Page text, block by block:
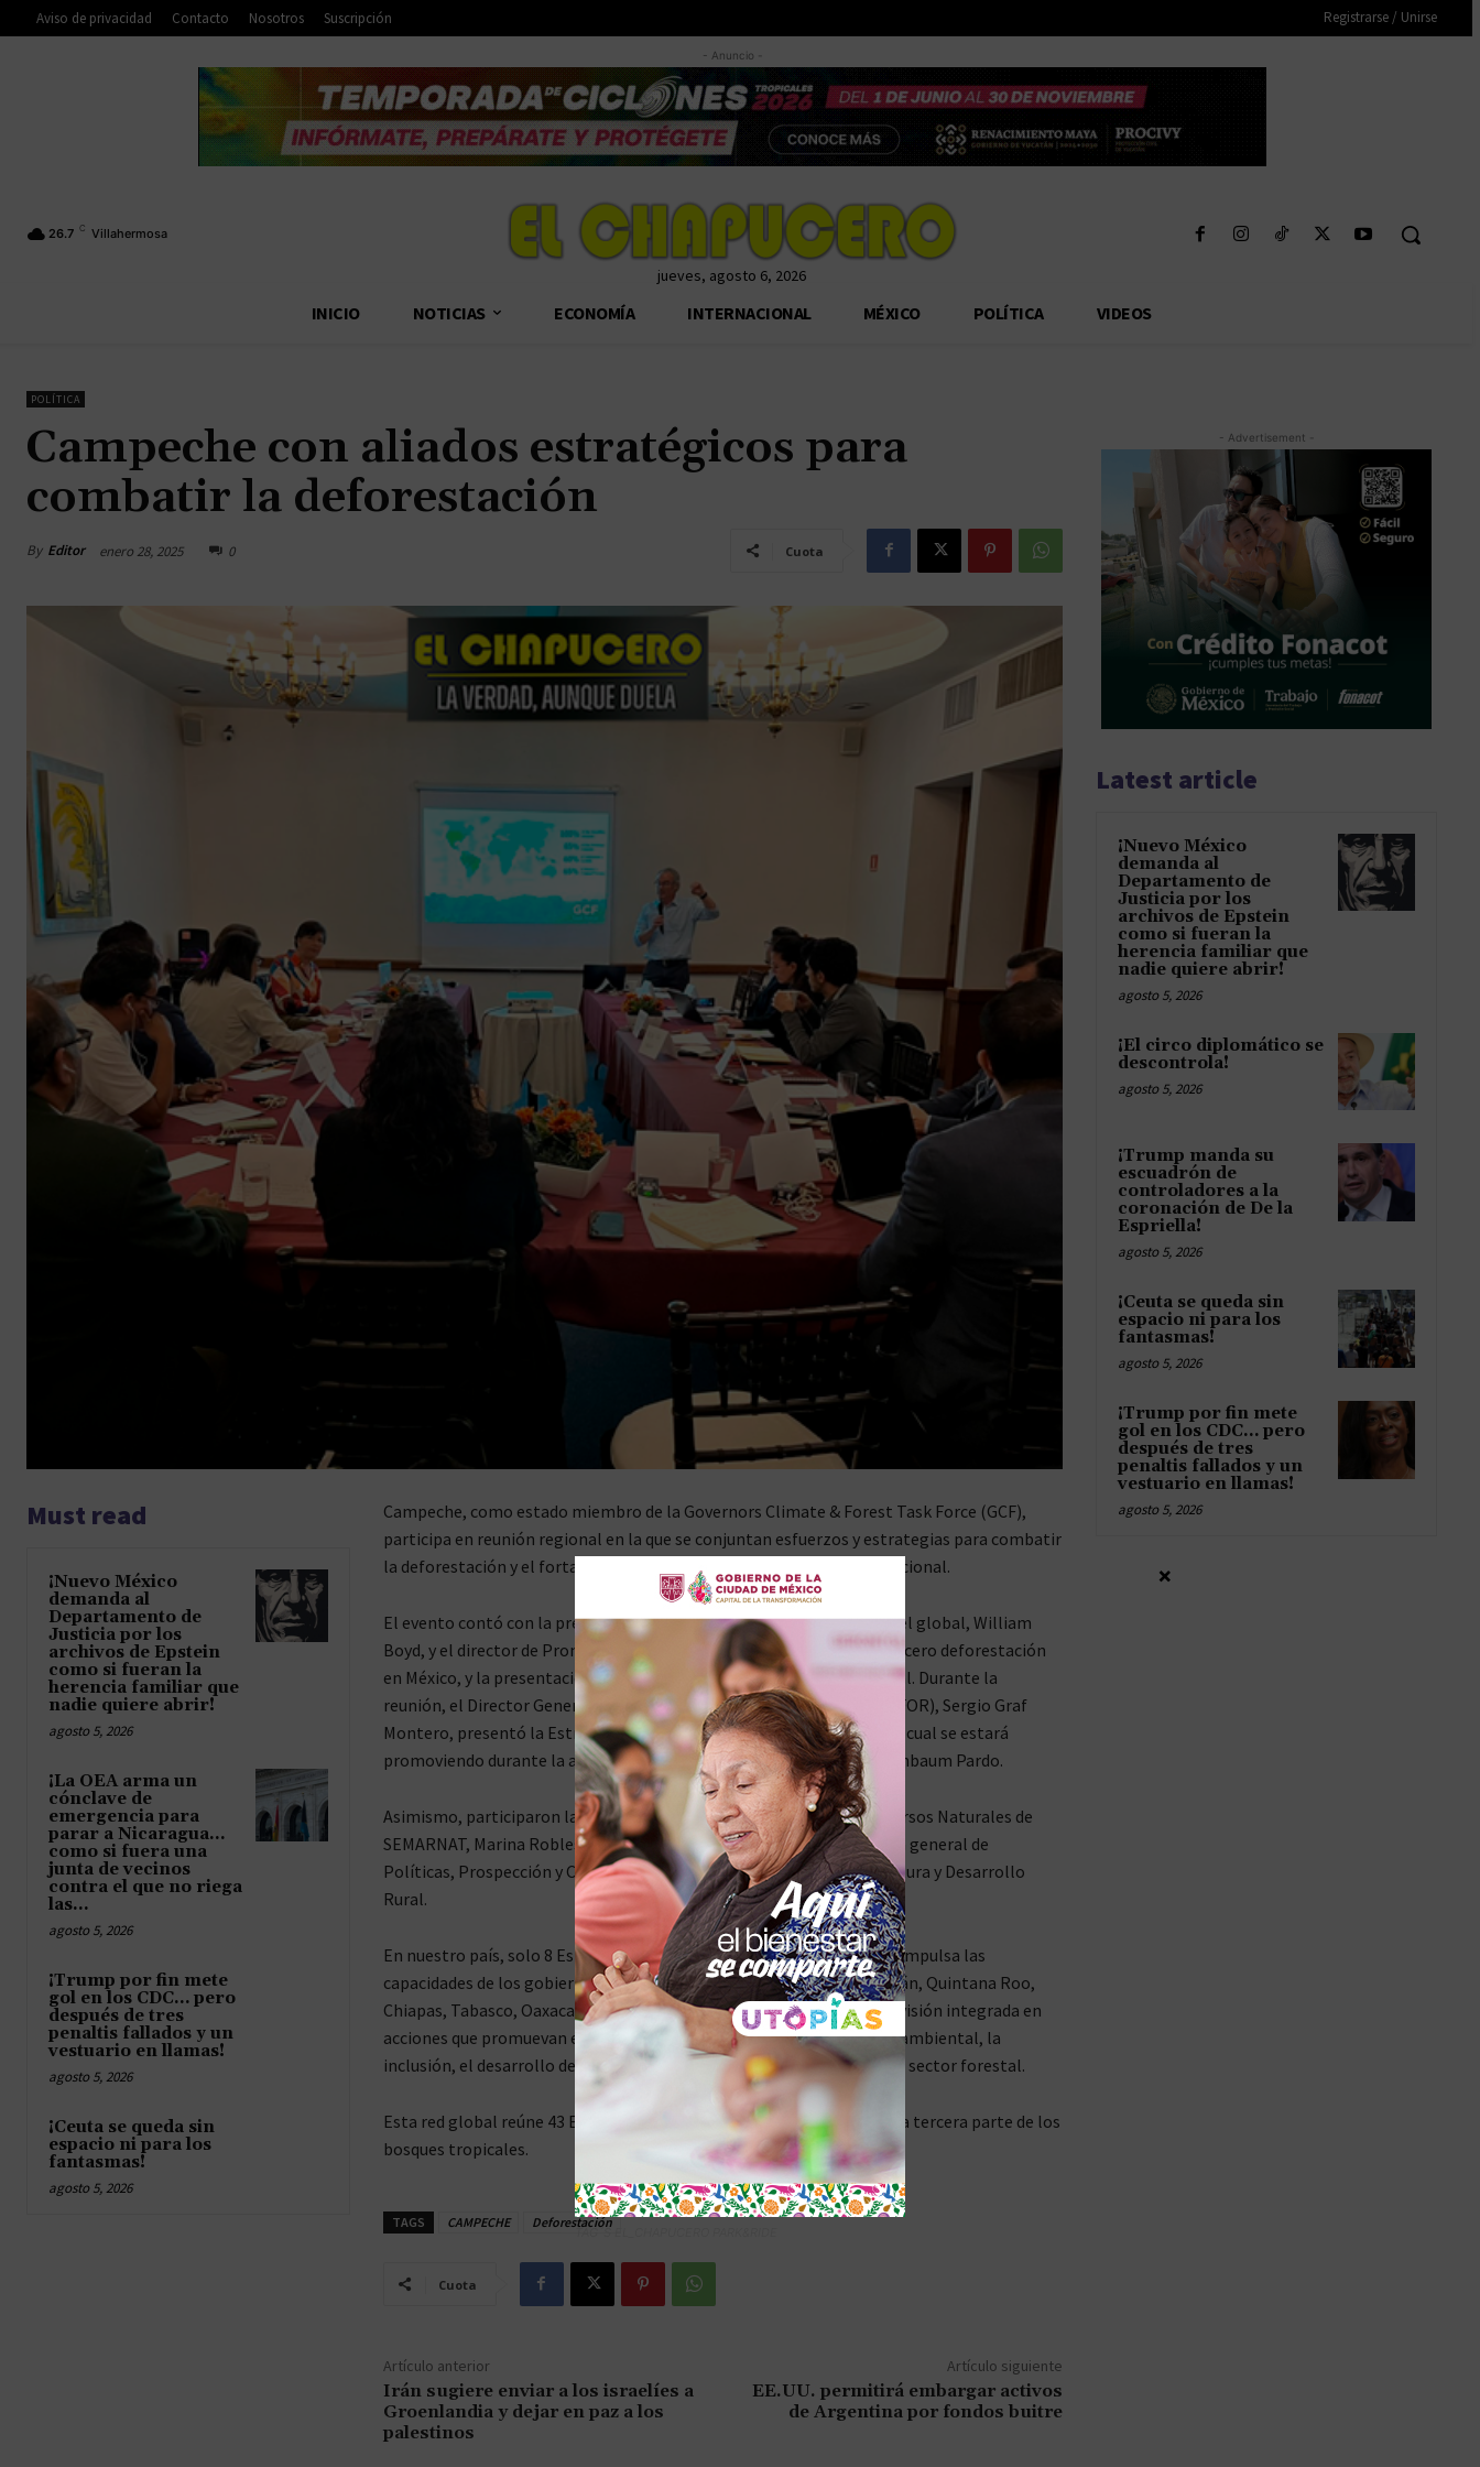
Aviso de privacidad Contacto Nosotros Suscripción Registrarse / Unirse
- Anuncio -
26.7 C Villahermosa
jueves, agosto 6, 2026
INICIO NOTICIAS ECONOMÍA INTERNACIONAL MÉXICO POLÍTICA VIDEOS
POLÍTICA
Campeche con aliados estratégicos para
combatir la deforestación
By Editor enero 28, 2025 0 Cuota
Must read
¡Nuevo México
demanda al
Departamento de
Justicia por los
archivos de Epstein
como si fueran la
herencia familiar que
nadie quiere abrir!
agosto 5, 2026
¡La OEA arma un
cónclave de
emergencia para
parar a Nicaragua…
como si fuera una
junta de vecinos
contra el que no riega
las...
agosto 5, 2026
¡Trump por fin mete
gol en los CDC… pero
después de tres
penaltis fallados y un
vestuario en llamas!
agosto 5, 2026
¡Ceuta se queda sin
espacio ni para los
fantasmas!
agosto 5, 2026
Campeche, como estado miembro de la Governors Climate & Forest Task Force (GCF),
participa en reunión regional en la que se conjuntan esfuerzos y estrategias para combatir
la deforestación y el fortalecimiento de las capacidades a nivel subnacional.
El evento contó con la presencia del director del GCF Task Force a nivel global, William
Boyd, y el director de Pronatura Sur, quienes coordinan la iniciativa de cero deforestación
en México, y la presentación de su estructura y operación a nivel global. Durante la
reunión, el Director General de la Comisión Nacional Forestal (CONAFOR), Sergio Graf
Montero, presentó la Estrategia de Lucha Contra la Deforestación, la cual se estará
promoviendo durante la administración de la presidenta Claudia Sheinbaum Pardo.
Asimismo, participaron la subsecretaria de Política Ambiental y Recursos Naturales de
SEMARNAT, Marina Robles García, y Xóchitl Ramírez Reivich, directora general de
Políticas, Prospección y Cambio Climático en la Secretaría de Agricultura y Desarrollo
Rural.
En nuestro país, solo 8 Estados son miembros de esta red global que impulsa las
capacidades de los gobiernos subnacionales, siendo Campeche, Yucatán, Quintana Roo,
Chiapas, Tabasco, Oaxaca y Jalisco quienes compartimos una misma visión integrada en
acciones que promuevan el aprovechamiento sustentable, la justicia ambiental, la
inclusión, el desarrollo de capacidades en comunidades y el impulso al sector forestal.
Esta red global reúne 43 Estados y Provincias que cubren al menos una tercera parte de los
bosques tropicales.
TAGS CAMPECHE Deforestación
Cuota
Artículo anterior
Irán sugiere enviar a los israelíes a
Groenlandia y dejar en paz a los
palestinos
Artículo siguiente
EE.UU. permitirá embargar activos
de Argentina por fondos buitre
- Advertisement -
Latest article
¡Nuevo México
demanda al
Departamento de
Justicia por los
archivos de Epstein
como si fueran la
herencia familiar que
nadie quiere abrir!
agosto 5, 2026
¡El circo diplomático se
descontrola!
agosto 5, 2026
¡Trump manda su
escuadrón de
controladores a la
coronación de De la
Espriella!
agosto 5, 2026
¡Ceuta se queda sin
espacio ni para los
fantasmas!
agosto 5, 2026
¡Trump por fin mete
gol en los CDC… pero
después de tres
penaltis fallados y un
vestuario en llamas!
agosto 5, 2026
TAG´S EL_CHAPUCERO PARK&RIDE
×